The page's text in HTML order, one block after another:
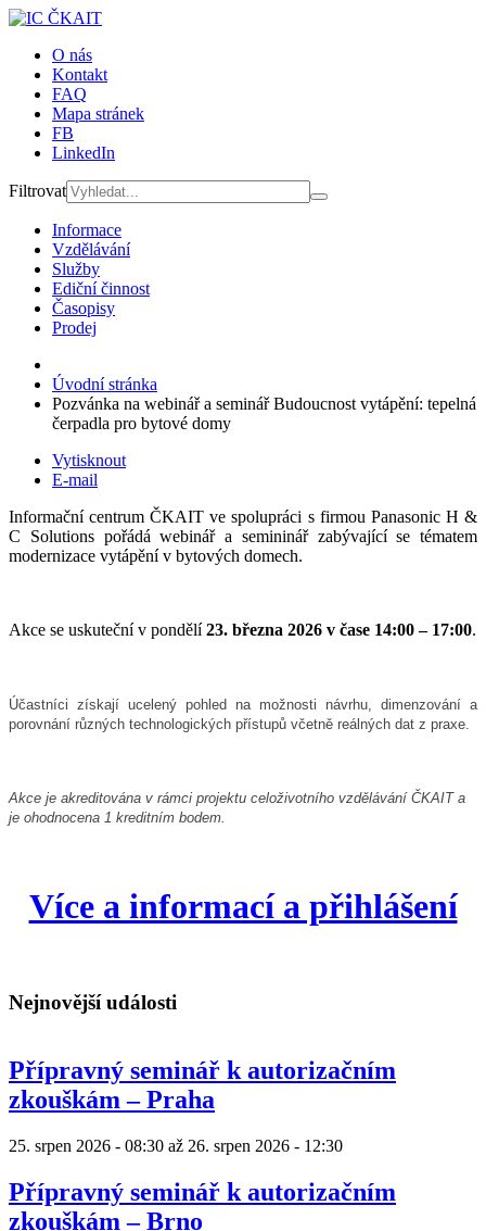
O nás
Kontakt
FAQ
Mapa stránek
FB
LinkedIn
Filtrovat
Informace
Vzdělávání
Služby
Ediční činnost
Časopisy
Prodej
Úvodní stránka
Pozvánka na webinář a seminář Budoucnost vytápění: tepelná
čerpadla pro bytové domy
Vytisknout
E-mail
Informační centrum ČKAIT ve spolupráci s firmou Panasonic H &
C Solutions pořádá webinář a semininář zabývající se tématem
modernizace vytápění v bytových domech.
Akce se uskuteční v pondělí23. března 2026 v čase 14:00 – 17:00.
Účastníci získají ucelený pohled na možnosti návrhu, dimenzování a
porovnání různých technologických přístupů včetně reálných dat z praxe.
Akce je akreditována v rámci projektu celoživotního vzdělávání ČKAIT a
je ohodnocena 1 kreditním bodem.
Více a informací a přihlášení
Nejnovější události
Přípravný seminář k autorizačním
zkouškám – Praha
25. srpen 2026 - 08:30 až 26. srpen 2026 - 12:30
Přípravný seminář k autorizačním
zkouškám – Brno